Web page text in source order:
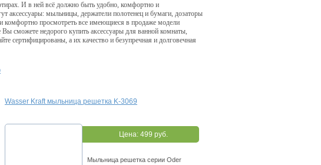
И в ней всё должно быть удобно, комфортно и
аксессуары: мыльницы, держатели полотенец и бумаги, дозаторы
просмотреть все имеющиеся в продаже модели
сможете недорого купить аксессуары для ванной комнаты,
сертифицированы, а их качество и безупречная и долговечная
Wasser Kraft мыльница решетка K-3069
Цена: 499 руб.
Мыльница решетка серии Oder